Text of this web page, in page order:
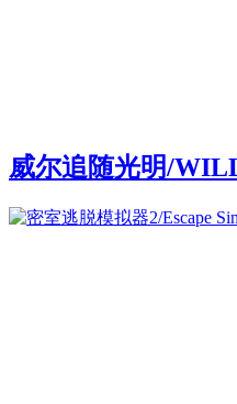
威尔追随光明/